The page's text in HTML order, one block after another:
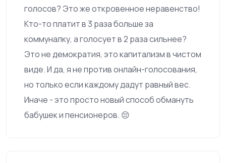
голосов? Это же откровенное неравенство!
Кто-то платит в 3 раза больше за
коммуналку, а голосует в 2 раза сильнее?
Это не демократия, это капитализм в чистом
виде. И да, я не против онлайн-голосования,
но только если каждому дадут равный вес.
Иначе - это просто новый способ обмануть
бабушек и пенсионеров. 😔